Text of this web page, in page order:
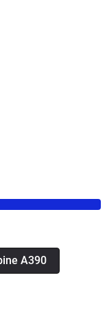
A390